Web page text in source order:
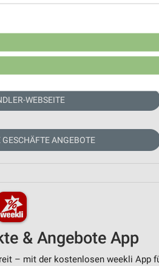
vorhanden.
WEBSEITE
GESCHÄFTE ANGEBOTE
& Angebote App
– mit der kostenlosen weekli App
aus verschiedenen